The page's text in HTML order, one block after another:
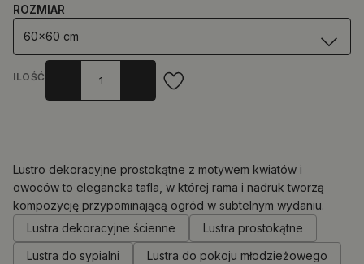
ROZMIAR
60x60 cm
ILOŚĆ
0.00zł
Lustro dekoracyjne prostokątne z motywem kwiatów i
owoców to elegancka tafla, w której rama i nadruk tworzą
kompozycję przypominającą ogród w subtelnym wydaniu.
Lustra dekoracyjne ścienne
Lustra prostokątne
Lustra do sypialni
Lustra do pokoju młodzieżowego